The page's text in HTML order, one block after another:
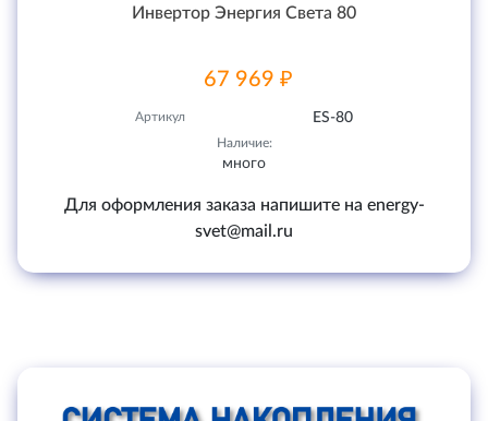
Инвертор Энергия Света 80
67 969 ₽
Артикул ES-80
Наличие:
много
Для оформления заказа напишите на energy-
svet@mail.ru